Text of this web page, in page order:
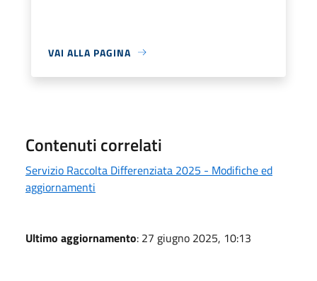
VAI ALLA PAGINA
Contenuti correlati
Servizio Raccolta Differenziata 2025 - Modifiche ed
aggiornamenti
Ultimo aggiornamento: 27 giugno 2025, 10:13